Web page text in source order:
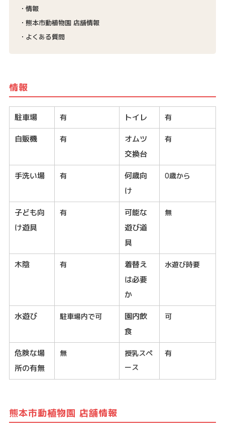
情報
熊本市動植物園 店舗情報
よくある質問
情報
駐車場 有 トイレ 有
自販機 有
オムツ
交換台
有
手洗い場 有
何歳向
け
0歳から
子ども向
け遊具
有
可能な
遊び道
具
無
木陰 有
着替え
は必要
か
水遊び時要
水遊び 駐車場内で可
園内飲
食
可
危険な場
所の有無
無
授乳スペ
ース
有
熊本市動植物園 店舗情報